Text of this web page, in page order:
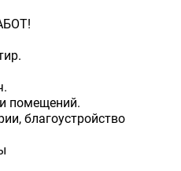
помещений.
благоустройство